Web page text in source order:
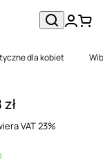
dla kobiet
VAT 23%